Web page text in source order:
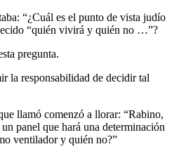
“¿Cuál es el punto de vista judío
“quién vivirá y quién no …”?
pregunta.
la responsabilidad de decidir tal
llamó comenzó a llorar: “Rabino,
panel que hará una determinación
ventilador y quién no?”